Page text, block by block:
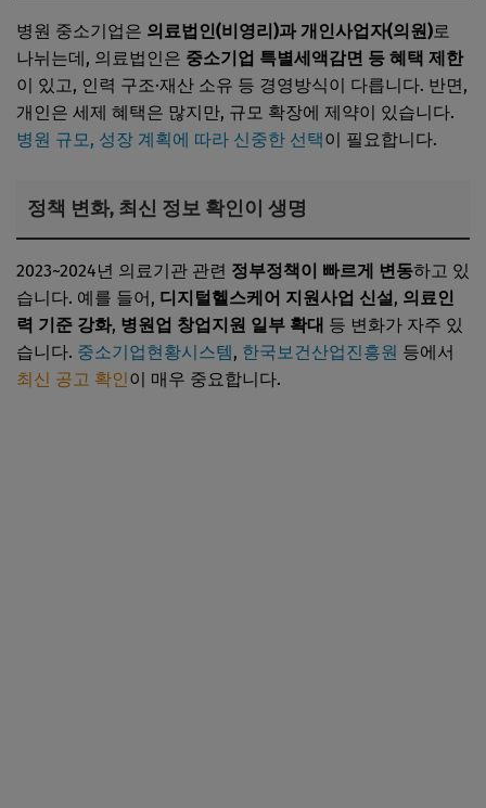
병원 중소기업은 의료법인(비영리)과 개인사업자(의원)로
나뉘는데, 의료법인은 중소기업 특별세액감면 등 혜택 제한
이 있고, 인력 구조·재산 소유 등 경영방식이 다릅니다. 반면,
개인은 세제 혜택은 많지만, 규모 확장에 제약이 있습니다.
병원 규모, 성장 계획에 따라 신중한 선택이 필요합니다.
정책 변화, 최신 정보 확인이 생명
2023~2024년 의료기관 관련 정부정책이 빠르게 변동하고 있
습니다. 예를 들어, 디지털헬스케어 지원사업 신설, 의료인
력 기준 강화, 병원업 창업지원 일부 확대 등 변화가 자주 있
습니다. 중소기업현황시스템, 한국보건산업진흥원 등에서
최신 공고 확인이 매우 중요합니다.